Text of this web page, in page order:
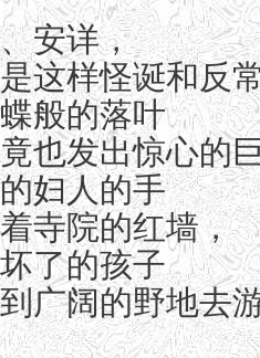
安详，
这样怪诞和反
般的落叶
也发出惊心的
妇人的手
寺院的红墙，
了的孩子
广阔的野地去